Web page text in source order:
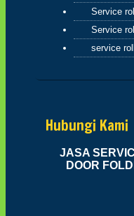
berbentuk
iman dan
Service
Service
service
Hubungi Kami
JASA
DOOR